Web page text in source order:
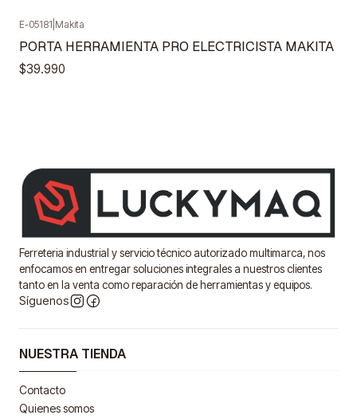
Agotado
E-05181 Makita
PORTA HERRAMIENTA PRO ELECTRICISTA MAKITA
$39.990
Ferreteria industrial y servicio técnico autorizado multimarca, nos
enfocamos en entregar soluciones integrales a nuestros clientes
tanto en la venta como reparación de herramientas y equipos.
Síguenos
NUESTRA TIENDA
Contacto
Quienes somos